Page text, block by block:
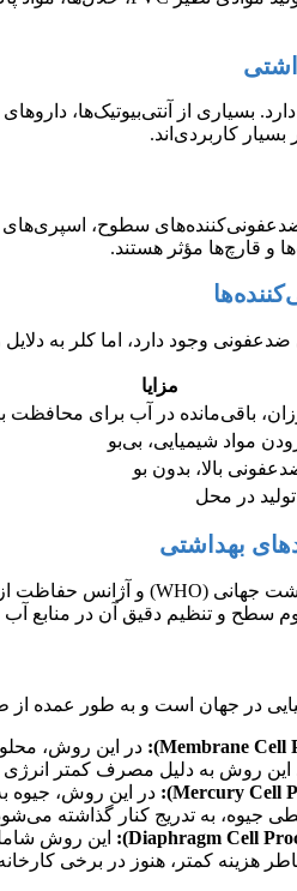
بسیاری از آنتی‌بیوتیک‌ها،
کاربردی‌اند.
ضدعفونی‌کننده‌های سطوح،
و قارچ‌ها مؤثر هستند.
وجود دارد، اما کلر به
مزایا
باقی‌مانده در آب برای محافظت
مواد شیمیایی، بی‌بو
بالا، بدون بو
تولید در محل
بهداشتی
سطح و تنظیم دقیق آن در منابع
در جهان است و به طور عمده از
در این روش،
این روش به دلیل مصرف کمتر
در این روش، جیوه
جیوه، به تدریج کنار گذاشته
این روش
هزینه کمتر، هنوز در برخی